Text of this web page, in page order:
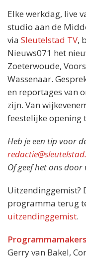
Elke werkdag, live
studio aan de
via Sleutelstad TV,
Nieuws071 het
Zoeterwoude,
Wassenaar.
en reportages van
zijn. Van
feestelijke opening
Heb je een tip voor
Of geef het ons door
Uitzendinggemist?
programma terug
uitzendinggemist.
Gerry van Bakel,